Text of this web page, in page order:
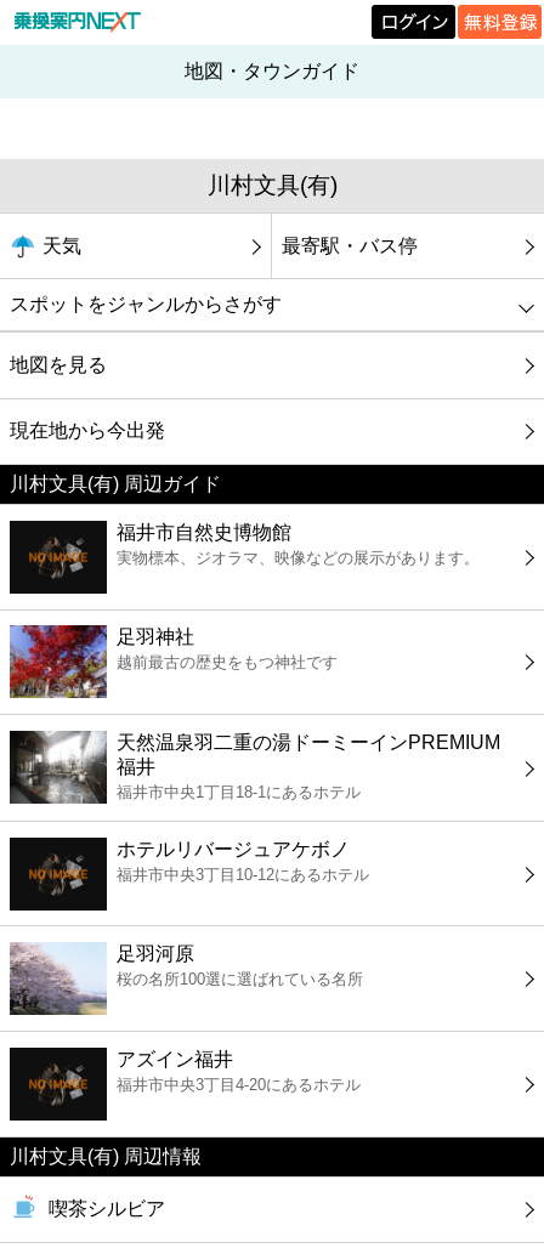
地図・タウンガイド
川村文具(有)
天気 最寄駅・バス停
スポットをジャンルからさがす
グルメ
映画
美容
コンビニ
薬局
スーパー
エンタメ
レジャー
書店
ファミレス
ファーストフード
カフェ
ショッピング
銀行
地図を見る
現在地から今出発
川村文具(有) 周辺ガイド
福井市自然史博物館
実物標本、ジオラマ、映像などの展示があります。
足羽神社
越前最古の歴史をもつ神社です
天然温泉羽二重の湯ドーミーインPREMIUM
福井
福井市中央1丁目18-1にあるホテル
ホテルリバージュアケボノ
福井市中央3丁目10-12にあるホテル
足羽河原
桜の名所100選に選ばれている名所
アズイン福井
福井市中央3丁目4-20にあるホテル
川村文具(有) 周辺情報
喫茶シルビア